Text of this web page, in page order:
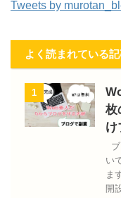
Tweets by
よく読まれている
1
枚
け
い
ま
開